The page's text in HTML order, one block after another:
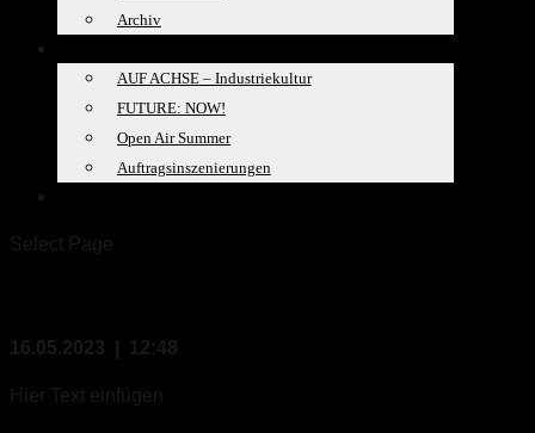
Archiv
AUF ACHSE – Industriekultur
FUTURE: NOW!
Open Air Summer
Auftragsinszenierungen
Select Page
16.05.2023 | 12:48
Hier Text einfügen